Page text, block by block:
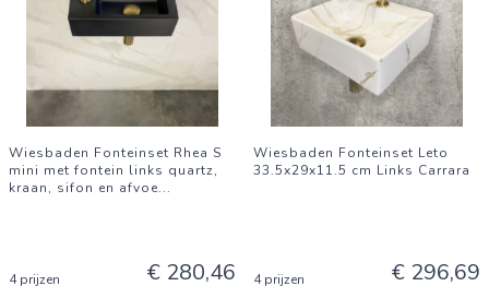
Wiesbaden Fonteinset Rhea S
mini met fontein links quartz,
kraan, sifon en afvoe...
4 prijzen € 280,46
Wiesbaden Fonteinset Leto
33.5x29x11.5 cm Links Carrara
4 prijzen € 296,69